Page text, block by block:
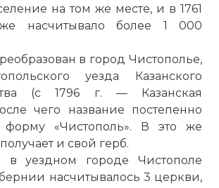
на том же месте, и в 1761
насчитывало более 1 000
в город Чистополье,
уезда Казанского
(с 1796 г. — Казанская
чего название постепенно
форму «Чистополь». В это же
и свой герб.
в уездном городе Чистополе
насчитывалось 3 церкви,